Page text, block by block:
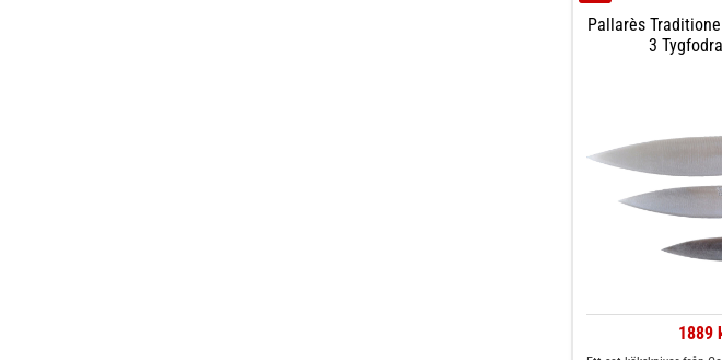
Pallarès
3
1889